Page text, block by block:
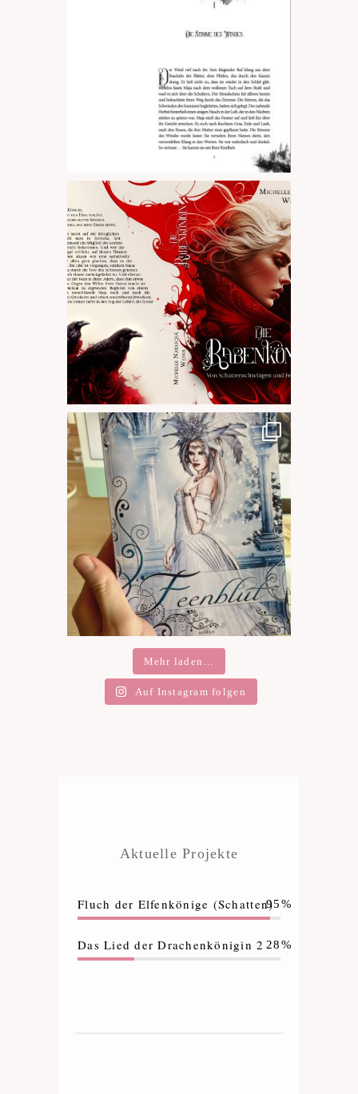
Mehr laden…
Auf Instagram folgen
Aktuelle Projekte
Fluch der Elfenkönige (Schatten)95%
Das Lied der Drachenkönigin 2 28%